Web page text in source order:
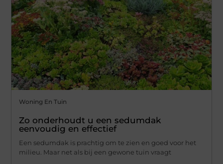
Woning En Tuin
Zo onderhoudt u een sedumdak
eenvoudig en effectief
Een sedumdak is prachtig om te zien en goed voor het
milieu. Maar net als bij een gewone tuin vraagt